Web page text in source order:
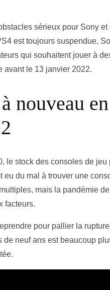
sérieux pour Sony et
est toujours suspendue,
qui souhaitent jouer à
avant le 13 janvier 2022.
nouveau en
le stock des consoles de jeu
eu du mal à trouver une
mais la pandémie
facteurs.
pour pallier la
neuf ans est beaucoup